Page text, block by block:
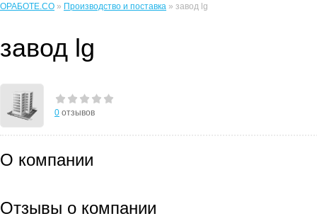
ОРАБОТЕ.CO » Производство и поставка » завод lg
завод lg
0 отзывов
О компании
Отзывы о компании